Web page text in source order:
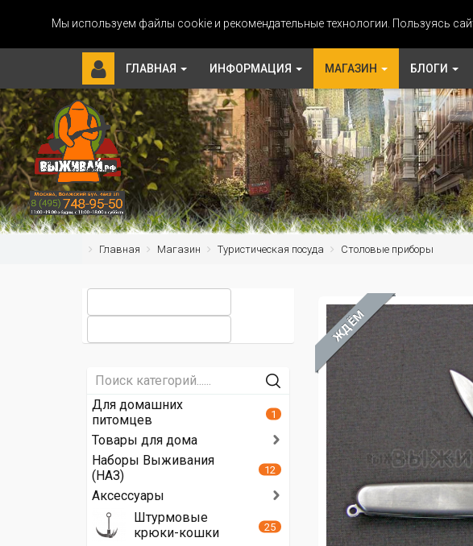
Мы используем файлы cookie и рекомендательные технологии. Пользуясь
ГЛАВНАЯ ИНФОРМАЦИЯ МАГАЗИН БЛОГИ
Главная Магазин Туристическая посуда Столовые приборы
ЖДЁМ
Для домашних
питомцев
1
Товары для дома
Наборы Выживания
(НАЗ)
12
Аксессуары
Штурмовые
крюки-кошки
25